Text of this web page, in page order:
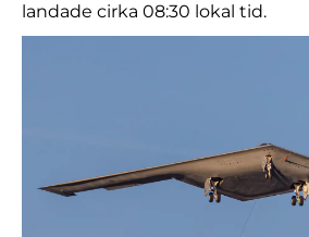
landade cirka 08:30 lokal tid.